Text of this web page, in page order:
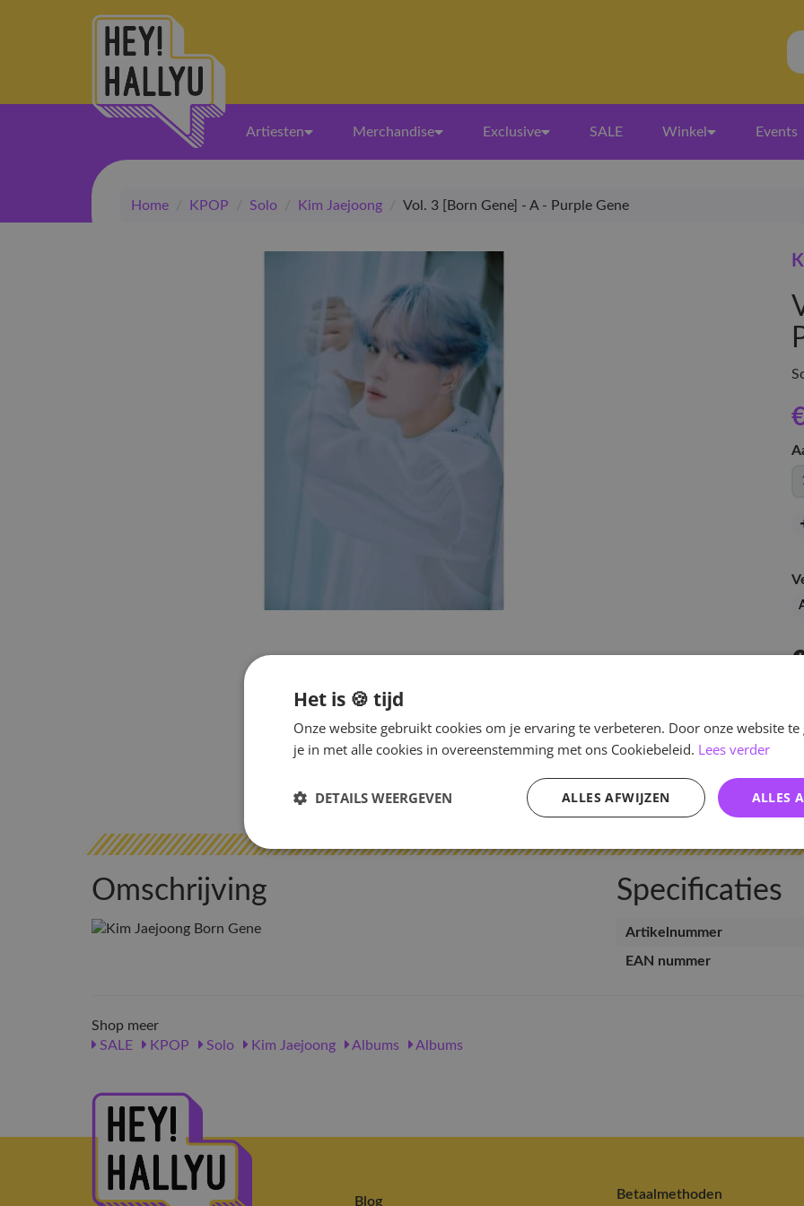
Artiesten Merchandise Exclusive SALE Winkel Events
Home / KPOP / Solo / Kim Jaejoong / Vol. 3 [Born Gene] - A - Purple Gene
Omschrijving Specificaties
Artikelnummer
EAN nummer
Shop meer
SALE
KPOP Solo Kim Jaejoong Albums Albums
Blog Betaalmethoden
Het is 🍪 tijd
Onze website gebruikt cookies om je ervaring te verbeteren. Door onze website
je in met alle cookies in overeenstemming met ons Cookiebeleid. Lees verder
ALLES
ALLES AFWIJZEN
DETAILS WEERGEVEN